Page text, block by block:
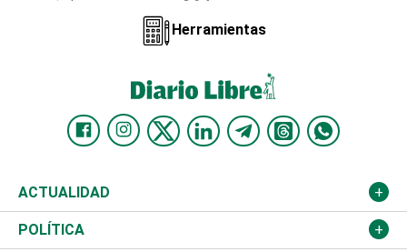
Herramientas
ACTUALIDAD
Nacional
POLÍTICA